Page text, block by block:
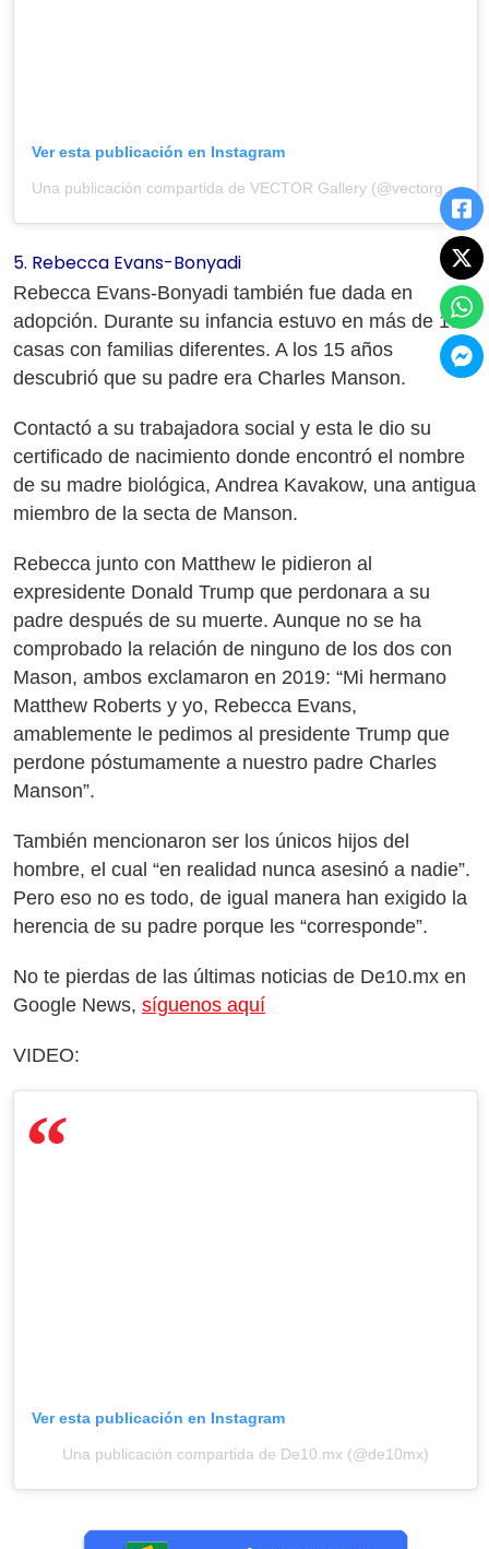
Ver esta publicación en Instagram
Una publicación compartida de VECTOR Gallery (@vectorgallery)
5. Rebecca Evans-Bonyadi
Rebecca Evans-Bonyadi también fue dada en
adopción. Durante su infancia estuvo en más de 10
casas con familias diferentes. A los 15 años
descubrió que su padre era Charles Manson.
Contactó a su trabajadora social y esta le dio su
certificado de nacimiento donde encontró el nombre
de su madre biológica, Andrea Kavakow, una antigua
miembro de la secta de Manson.
Rebecca junto con Matthew le pidieron al
expresidente Donald Trump que perdonara a su
padre después de su muerte. Aunque no se ha
comprobado la relación de ninguno de los dos con
Mason, ambos exclamaron en 2019: “Mi hermano
Matthew Roberts y yo, Rebecca Evans,
amablemente le pedimos al presidente Trump que
perdone póstumamente a nuestro padre Charles
Manson”.
También mencionaron ser los únicos hijos del
hombre, el cual “en realidad nunca asesinó a nadie”.
Pero eso no es todo, de igual manera han exigido la
herencia de su padre porque les “corresponde”.
No te pierdas de las últimas noticias de De10.mx en
Google News, síguenos aquí
VIDEO:
Ver esta publicación en Instagram
Una publicación compartida de De10.mx (@de10mx)